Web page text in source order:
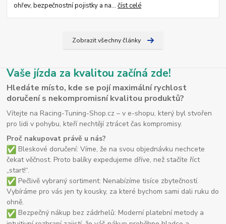
ohřev, bezpečnostní pojistky a na...číst celé
Zobrazit všechny články
Vaše jízda za kvalitou začíná zde!
Hledáte místo, kde se pojí maximální rychlost
doručení s nekompromisní kvalitou produktů?
Vítejte na Racing-Tuning-Shop.cz – v e-shopu, který byl stvořen
pro lidi v pohybu, kteří nechtějí ztrácet čas kompromisy.
Proč nakupovat právě u nás?
Bleskové doručení: Víme, že na svou objednávku nechcete
čekat věčnost. Proto balíky expedujeme dříve, než stačíte říct
„start!“.
Pečlivě vybraný sortiment: Nenabízíme tisíce zbytečností.
Vybíráme pro vás jen ty kousky, za které bychom sami dali ruku do
ohně.
Bezpečný nákup bez zádrhelů: Moderní platební metody a